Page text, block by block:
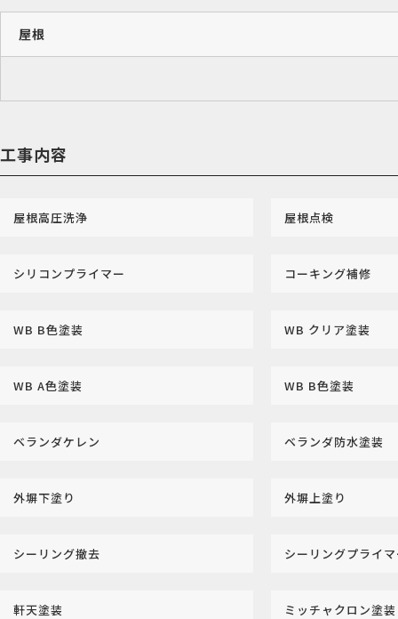
屋根
工事内容
屋根高圧洗浄 屋根点検
シリコンプライマー コーキング補修
WB B色塗装 WB クリア塗装
WB A色塗装 WB B色塗装
ベランダケレン ベランダ防水塗装
外塀下塗り 外塀上塗り
シーリング撤去 シーリングプライ
軒天塗装 ミッチャクロン塗装